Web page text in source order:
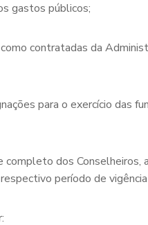
gastos públicos;
contratadas da
para o exercício das
dos Conselheiros,
período de